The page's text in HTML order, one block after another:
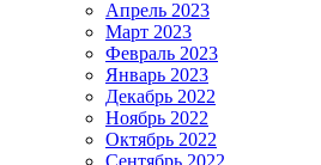
Апрель 2023
Март 2023
Февраль 2023
Январь 2023
Декабрь 2022
Ноябрь 2022
Октябрь 2022
Сентябрь 2022